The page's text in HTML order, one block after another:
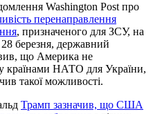
Washington Post про
перенаправлення
, призначеного для ЗСУ, на
березня, державний
що Америка не
країнами НАТО для України,
такої можливості.
Трамп зазначив, що США